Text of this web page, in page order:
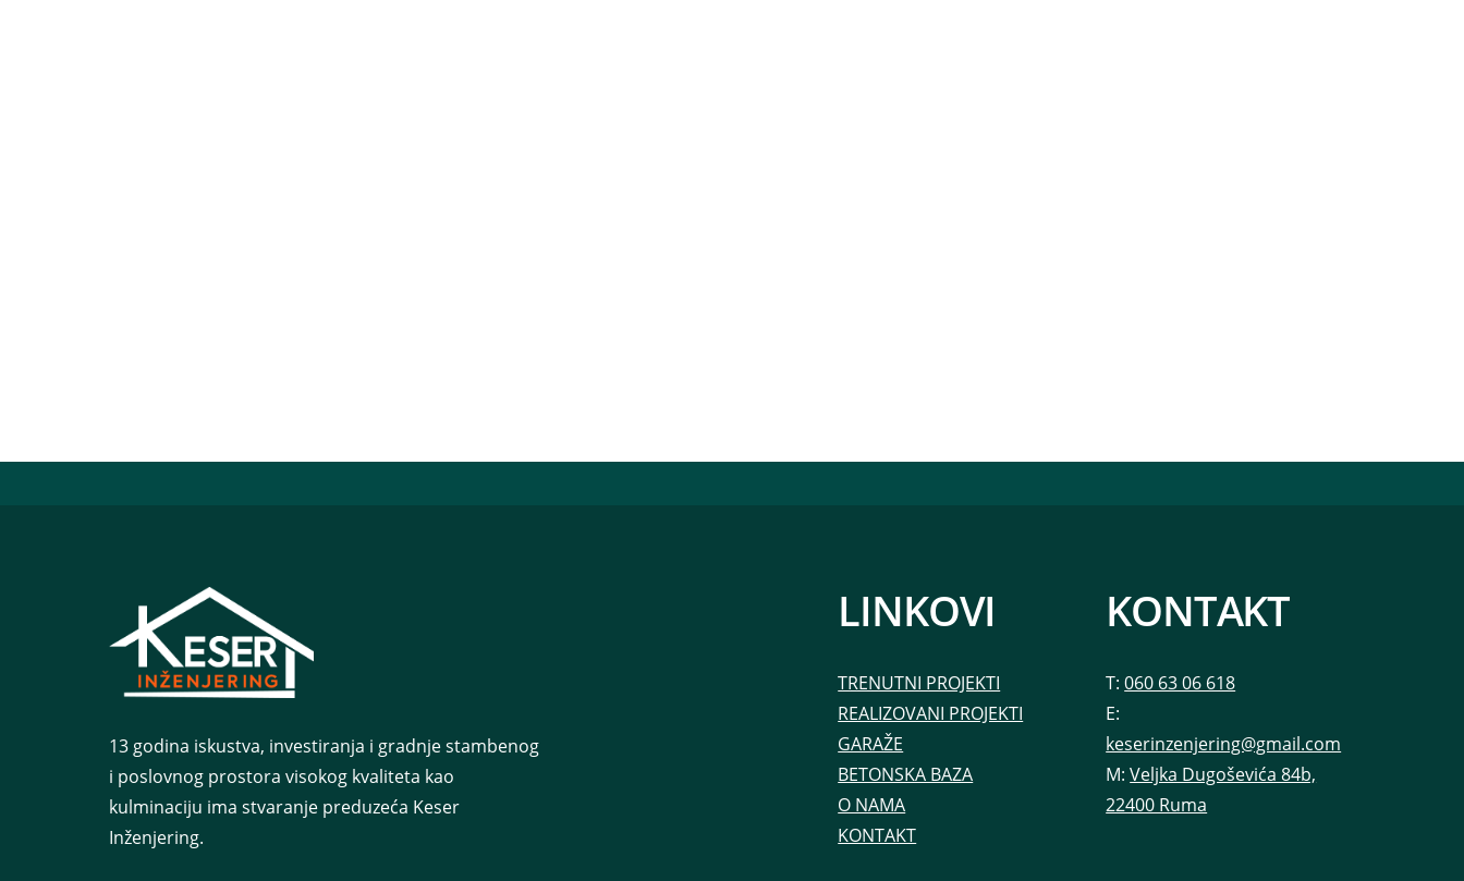
13 godina iskustva, investiranja i gradnje stambenog
i poslovnog prostora visokog kvaliteta kao
kulminaciju ima stvaranje preduzeća Keser
Inženjering.
LINKOVI
TRENUTNI PROJEKTI
REALIZOVANI PROJEKTI
GARAŽE
BETONSKA BAZA
O NAMA
KONTAKT
KONTAKT
T:060 63 06 618
E:
keserinzenjering@gmail.com
M:Veljka Dugoševića 84b,
22400 Ruma